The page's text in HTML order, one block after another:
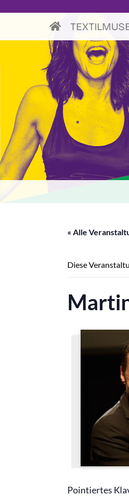
« Alle
Diese
Pointiertes